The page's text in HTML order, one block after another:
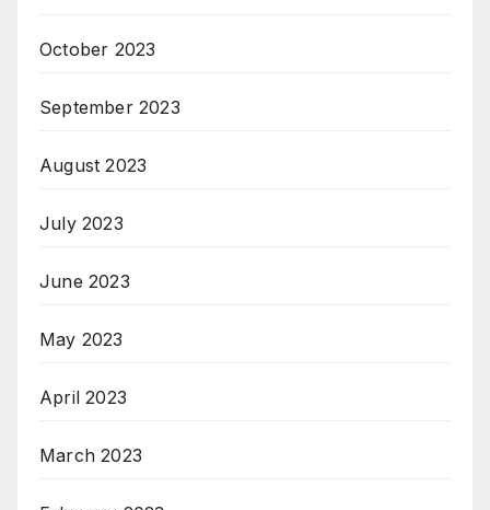
October 2023
September 2023
August 2023
July 2023
June 2023
May 2023
April 2023
March 2023